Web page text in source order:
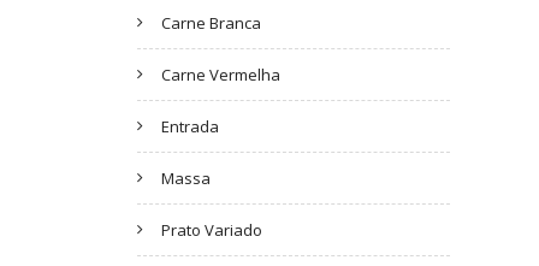
Carne Branca
Carne Vermelha
Entrada
Massa
Prato Variado